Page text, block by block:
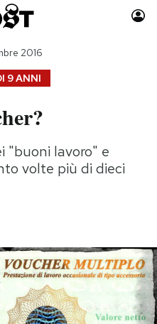
Auto
Moda
Consumismi
Storie/Idee
Altrecose
Mondiali calcio 2026
9 ANNI
2016
"buoni lavoro" e
volte più di dieci